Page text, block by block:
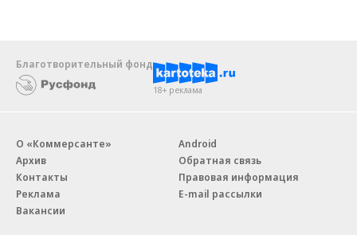
Благотворительный фонд
18+ реклама
О «Коммерсанте»
Архив
Контакты
Реклама
Вакансии
Android
Обратная связь
Правовая информация
E-mail рассылки